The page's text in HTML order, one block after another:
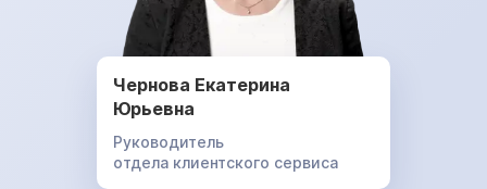
Чернова Екатерина
Юрьевна
Руководитель
отдела клиентского сервиса